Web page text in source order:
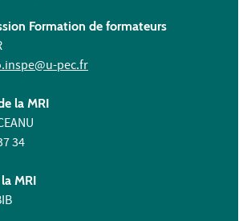
Formation de formateurs
pec.fr
la MRI
34
MRI